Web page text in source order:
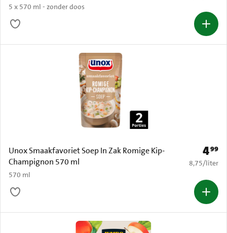
5 x 570 ml - zonder doos
Unox Smaakfavoriet Soep In Zak Romige Kip-
Champignon 570 ml
570 ml
Prijs:
499
€ 8,75 per
8,75/liter